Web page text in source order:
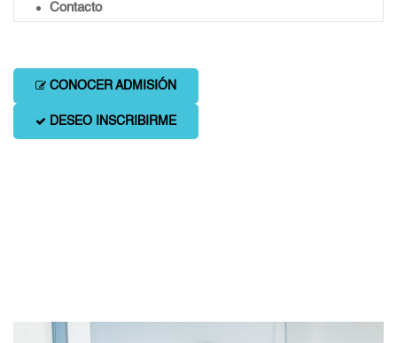
Contacto
CONOCER ADMISIÓN
DESEO INSCRIBIRME